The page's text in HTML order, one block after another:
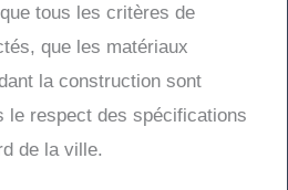
tous les critères de
que les matériaux
la construction sont
le respect des spécifications
de la ville.